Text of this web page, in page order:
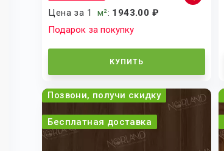
Цена за 1 м²: 1943.00 ₽
Подарок за покупку
КУПИТЬ
Позвони, получи скидку
Бесплатная доставка